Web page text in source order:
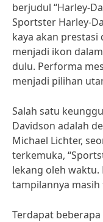
berjudul “Harley-
Sportster Harley-
kaya akan prestasi
menjadi ikon
dulu. Performa
menjadi pilihan
Salah satu
Davidson adalah
Michael Lichter,
terkemuka,
lekang oleh
tampilannya
Terdapat